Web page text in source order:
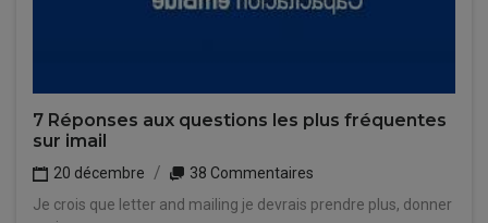
7 Réponses aux questions les plus fréquentes
sur imail
20 décembre
38 Commentaires
Je crois que letter and mailing je devrais prendre plus, donner